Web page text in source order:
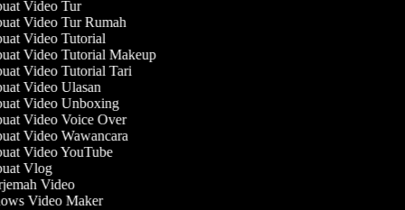
Video Tur
Video Tur Rumah
Video Tutorial
Video Tutorial Makeup
Video Tutorial Tari
Video Ulasan
Video Unboxing
Video Voice Over
Video Wawancara
Video YouTube
Vlog
Video
Video Maker